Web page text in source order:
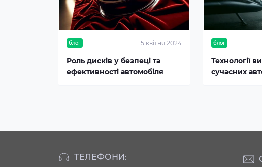
блог 15 квітня 2024
Роль дисків у безпеці та
ефективності автомобіля
блог
Технології
сучасних
ТЕЛЕФОНИ: